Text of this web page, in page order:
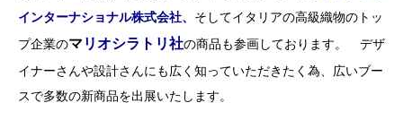
インターナショナル株式会社、 そしてイタリアの高級織物のトッ
プ企業のマ リオシラトリ社の商品も参画しております。 デザ
イナーさんや設計さんにも広く知っていただきたく為、広いブー
スで多数の新商品を出展いたします。